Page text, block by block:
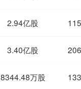
2.94亿股
3.40亿股
8344.48万股